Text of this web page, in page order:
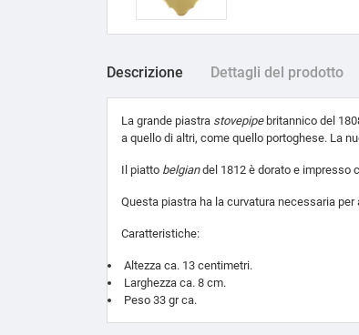
Descrizione Dettagli del prodotto
La grande piastra stovepipebritannico del
a quello di altri, come quello portoghese. La
Il piatto belgiandel 1812 è dorato e impresso
Questa piastra ha la curvatura necessaria per
Caratteristiche:
Altezza ca. 13 centimetri.
Larghezza ca. 8 cm.
Peso 33 gr ca.